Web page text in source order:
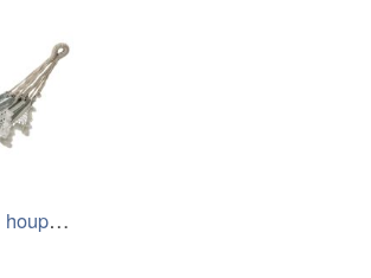
BLOOMINGVILLE houpací síť CRUZ